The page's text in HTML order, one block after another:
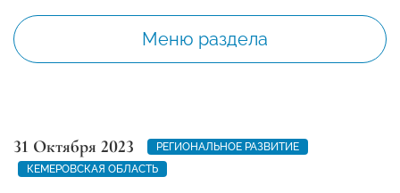
Меню раздела
31 Октября 2023
РЕГИОНАЛЬНОЕ РАЗВИТИЕ
КЕМЕРОВСКАЯ ОБЛАСТЬ